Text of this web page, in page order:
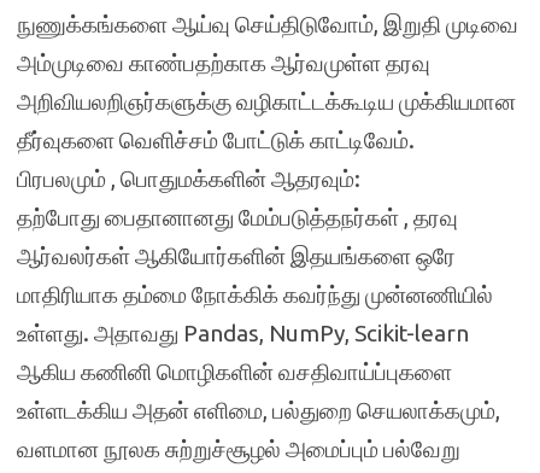
நுணுக்கங்களை ஆய்வு செய்திடுவோம், இறுதி முடிவை
அம்முடிவை காண்பதற்காக ஆர்வமுள்ள தரவு
அறிவியலறிஞர்களுக்கு வழிகாட்டக்கூடிய முக்கியமான
தீர்வுகளை வெளிச்சம் போட்டுக் காட்டிவேம்.
பிரபலமும் , பொதுமக்களின் ஆதரவும்:
தற்போது பைதானானது மேம்படுத்தநர்கள் , தரவு
ஆர்வலர்கள் ஆகியோர்களின் இதயங்களை ஒரே
மாதிரியாக தம்மை நோக்கிக் கவர்ந்து முன்னணியில்
உள்ளது. அதாவது Pandas, NumPy, Scikit-learn
ஆகிய கணினி மொழிகளின் வசதிவாய்ப்புகளை
உள்ளடக்கிய அதன் எளிமை, பல்துறை செயலாக்கமும்,
வளமான நூலக சுற்றுச்சூழல் அமைப்பும் பல்வேறு